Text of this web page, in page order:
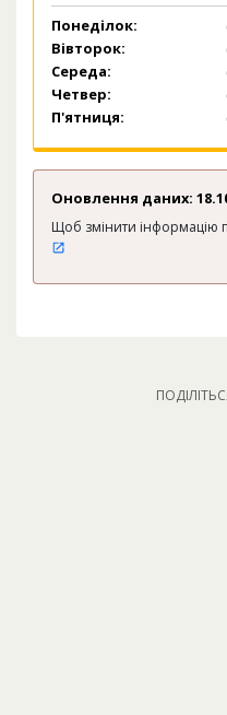
Понеділок:
Вівторок:
Середа:
Четвер:
П'ятниця:
Оновлення даних:
Щоб змінити інформацію